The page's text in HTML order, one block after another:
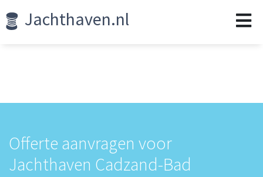
Jachthaven.nl
Offerte aanvragen voor
Jachthaven Cadzand-Bad